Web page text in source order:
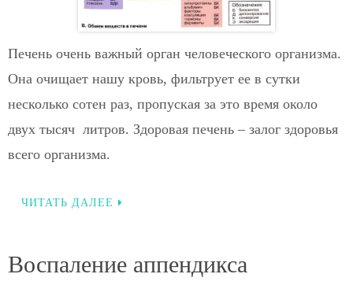
Печень очень важный орган человеческого организма.
Она очищает нашу кровь, фильтрует ее в сутки
несколько сотен раз, пропуская за это время около
двух тысяч литров. Здоровая печень – залог здоровья
всего организма.
ЧИТАТЬ ДАЛЕЕ
Воспаление аппендикса